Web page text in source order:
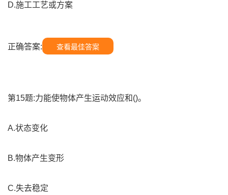
D.施工工艺或方案
正确答案: 查看最佳答案
第15题:力能使物体产生运动效应和()。
A.状态变化
B.物体产生变形
C.失去稳定